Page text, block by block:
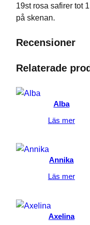
19st rosa safirer tot
på skenan.
Recensioner
0 recensioner
Bli först med
Obligatoriska fält är
Ditt betyg*
Din recension
Relaterade
Alba
Läs mer
Annika
Läs mer
Axelina
går inte att
välja bort. De
att hemsidan
fungera.